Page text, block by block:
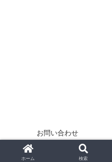
お問い合わせ
Copyright © 2024-2026 無
ホーム 検索